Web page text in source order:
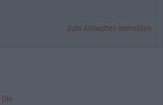
Zum Antworten anmelden